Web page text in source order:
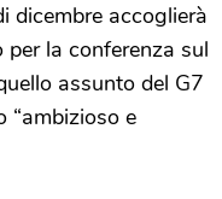
dicembre accoglierà
la conferenza sul
assunto del G7
“ambizioso e